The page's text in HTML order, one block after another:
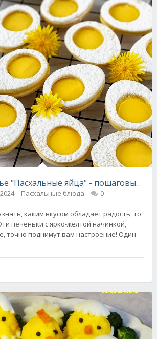
"Пасхальные яйца" - пошаговый
Пасхальные блюда 0
каким вкусом обладает радость, то
печеньки с ярко-желтой начинкой,
точно поднимут вам настроение! Один